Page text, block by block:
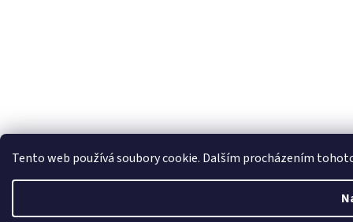
Tento web používá soubory cookie. Dalším procházením